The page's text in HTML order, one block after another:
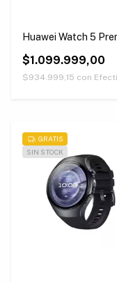
Huawei Watch 5
$1.099.999,00
$934.999,15 con Efectivo (Únicamente retirando
SIN STOCK
GRATIS